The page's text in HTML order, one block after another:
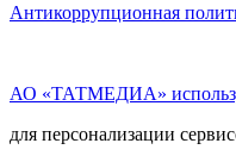
Антикоррупционная
АО «ТАТМЕДИА»
для персонализации